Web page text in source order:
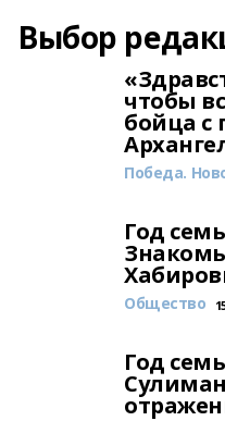
Выбор
чтобы
бойца с
Победа.
Год
Общество
Год